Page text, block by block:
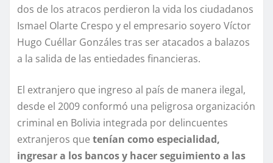
dos de los atracos perdieron la vida los ciudadanos
Ismael Olarte Crespo y el empresario soyero Víctor
Hugo Cuéllar Gonzáles tras ser atacados a balazos
a la salida de las entiedades financieras.
El extranjero que ingreso al país de manera ilegal,
desde el 2009 conformó una peligrosa organización
criminal en Bolivia integrada por delincuentes
extranjeros que tenían como especialidad,
ingresar a los bancos y hacer seguimiento a las